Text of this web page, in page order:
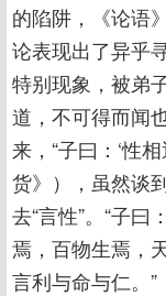
的陷阱，《论语
论表现出了异乎
特别现象，被弟
道，不可得而闻
来，“子曰：‘性
货》），虽然谈
去“言性”。“子
焉，百物生焉，
言利与命与仁。